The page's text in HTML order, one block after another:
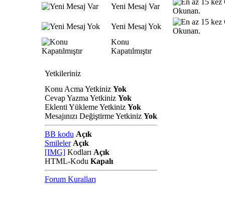
Yeni Mesaj Var
Yeni Mesaj Yok
Konu
Kapatılmıştır
Yetkileriniz
Konu Acma Yetkiniz Yok
Cevap Yazma Yetkiniz Yok
Eklenti Yükleme Yetkiniz Yok
Mesajınızı Değiştirme Yetkiniz Yok
BB kodu Açık
Smileler Açık
[IMG]Kodları Açık
HTML-Kodu Kapalı
Forum Kuralları